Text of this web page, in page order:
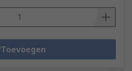
Toevoegen